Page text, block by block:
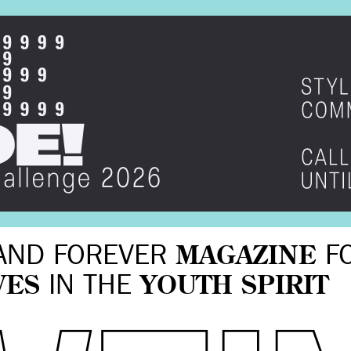
FOREVER MAGAZINE
IN THE YOUTH SPIRIT